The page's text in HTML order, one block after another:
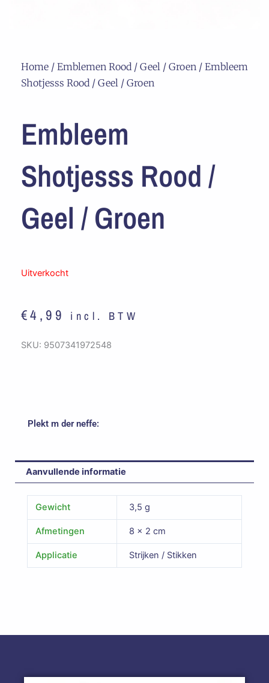
Home / Emblemen Rood / Geel / Groen / Embleem
Shotjesss Rood / Geel / Groen
Embleem
Shotjesss Rood /
Geel / Groen
Uitverkocht
€4,99 incl. BTW
SKU: 9507341972548
Plekt m der neffe:
Aanvullende informatie
Gewicht 3,5 g
Afmetingen 8 × 2 cm
Applicatie Strijken / Stikken